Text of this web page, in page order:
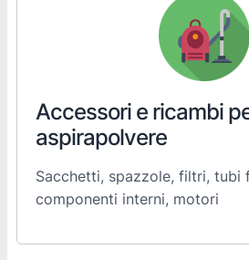
Accessori e ricambi
aspirapolvere
Sacchetti, spazzole, filtri, tubi
componenti interni, motori